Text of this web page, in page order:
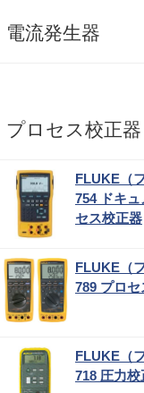
電流発生器
プロセス校正器
FLUKE（
754 ドキ
セス校正器
FLUKE（
789 プロ
FLUKE（
718 圧力校